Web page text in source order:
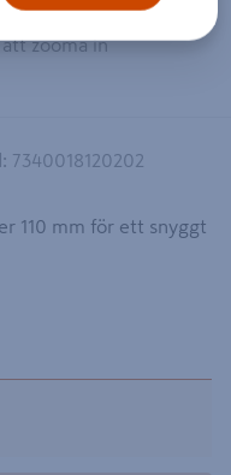
zooma in
: 7340018120202
110 mm för ett snyggt